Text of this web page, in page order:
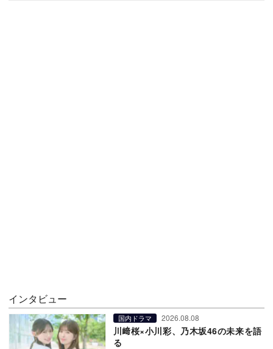
インタビュー
国内ドラマ 2026.08.08
川﨑桜×小川彩、乃木坂46の未来を語
る